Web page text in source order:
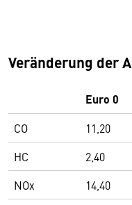
Veränderung der
Euro 0
CO 11,20
HC
2,40
NOx
14,40